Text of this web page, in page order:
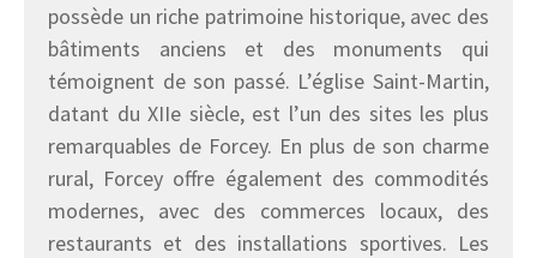
possède un riche patrimoine historique, avec des
bâtiments anciens et des monuments qui
témoignent de son passé. L’église Saint-Martin,
datant du XIIe siècle, est l’un des sites les plus
remarquables de Forcey. En plus de son charme
rural, Forcey offre également des commodités
modernes, avec des commerces locaux, des
restaurants et des installations sportives. Les